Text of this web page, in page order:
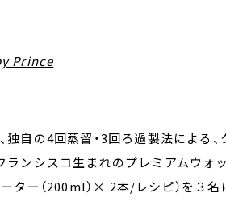
Prince
独自の4回蒸留・3回ろ過製法による
ランシスコ生まれのプレミアムウォ
ター（200ml）× 2本/レシピ）を３